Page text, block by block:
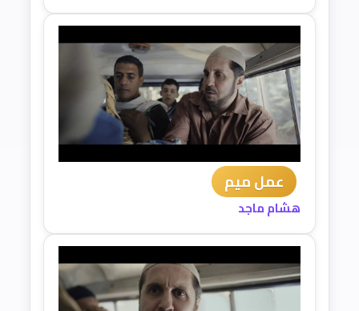
عمل ميم
هشام ماجد